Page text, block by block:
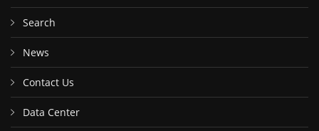
Search
News
Contact Us
Data Center